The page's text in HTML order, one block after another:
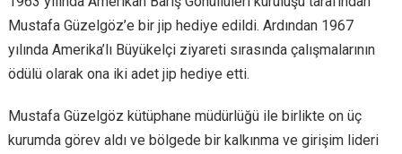
Mustafa Güzelgöz’e bir jip hediye edildi. Ardından 1967
yılında Amerika’lı Büyükelçi ziyareti sırasında çalışmalarının
ödülü olarak ona iki adet jip hediye etti.
Mustafa Güzelgöz kütüphane müdürlüğü ile birlikte on üç
kurumda görev aldı ve bölgede bir kalkınma ve girişim lideri